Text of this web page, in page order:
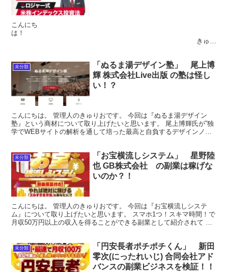
こんにち
は！
きゅり
未分類
「ぬるま湯デザイン塾」 尾上博
輝 株式会社Live出版 の塾は怪し
い！？
こんにちは。 管理人のきゅりおです。 今回は『ぬるま湯デザイン
塾』という商材について取り上げたいと思います。 尾上博輝氏が”独
学でWEBサイトの解析を通して培った最高と自負するデザインノウ
未分類
「お宝横流しシステム」 星野陸
也 GB株式会社 の副業は稼げな
いのか？！
こんにちは。 管理人のきゅりおです。 今回は『お宝横流しシステ
ム』について取り上げたいと思います。 スマホ1つ！スキマ時間！で
月収50万円以上の収入を得ることができる副業として紹介されて い
未分類
「円安長者ポチポチくん」 新田
零次(にったれいじ) 合同会社アド
バンスの副業ビジネスを検証！！